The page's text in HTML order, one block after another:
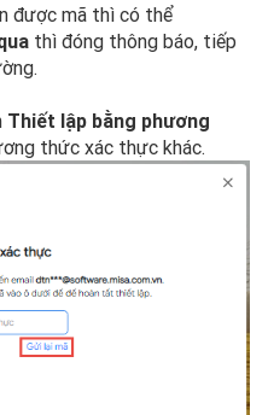
được mã thì có thể
thì đóng thông báo, tiếp
Thiết lập bằng phương
thức xác thực khác.